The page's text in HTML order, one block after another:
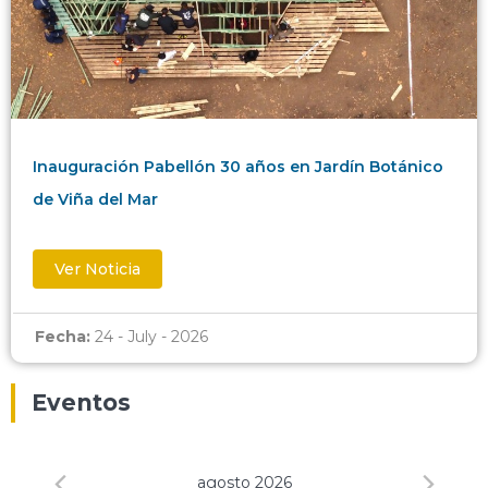
Inauguración Pabellón 30 años en Jardín Botánico
de Viña del Mar
Ver Noticia
Fecha: 24 - July - 2026
Eventos
agosto 2026